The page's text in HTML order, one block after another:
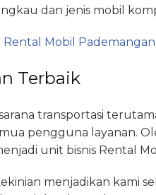
dan jenis mobil
Rental Mobil Pademangan.
Terbaik
transportasi
pengguna layanan.
unit bisnis Rental
menjadikan kami